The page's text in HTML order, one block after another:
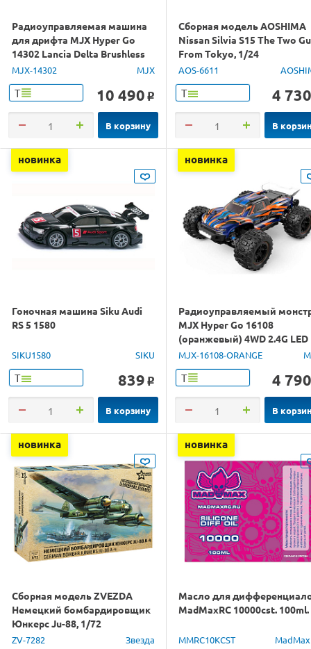
Радиоуправляемая машина
для дрифта MJX Hyper Go
14302 Lancia Delta Brushless
4WD 2.4G LED 1/14 RTR
MJX-14302 MJX
Т 10 490 o
В корзину
Сборная модель AOSHIMA
Nissan Silvia S15 The Two
From Tokyo, 1/24
AOS-6611
Т 4 730
В
новинка
Гоночная машина Siku Audi
RS 5 1580
SIKU1580 SIKU
Т 839 o
В корзину
новинка
Радиоуправляемый
MJX Hyper Go 16108
(оранжевый) 4WD 2.4G LED
1/16 RTR
MJX-16108-ORANGE
Т 4 790
В
новинка
Сборная модель ZVEZDA
Немецкий бомбардировщик
Юнкерс Ju-88, 1/72
ZV-7282 Звезда
новинка
Масло для
MadMaxRC 10000cst. 100ml.
MMRC10KCST